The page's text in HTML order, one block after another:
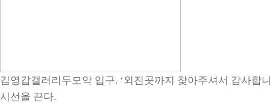
김영갑갤러리두모악 입구. ‘외진곳까지 찾아주셔서 감사합
시선을 끈다.